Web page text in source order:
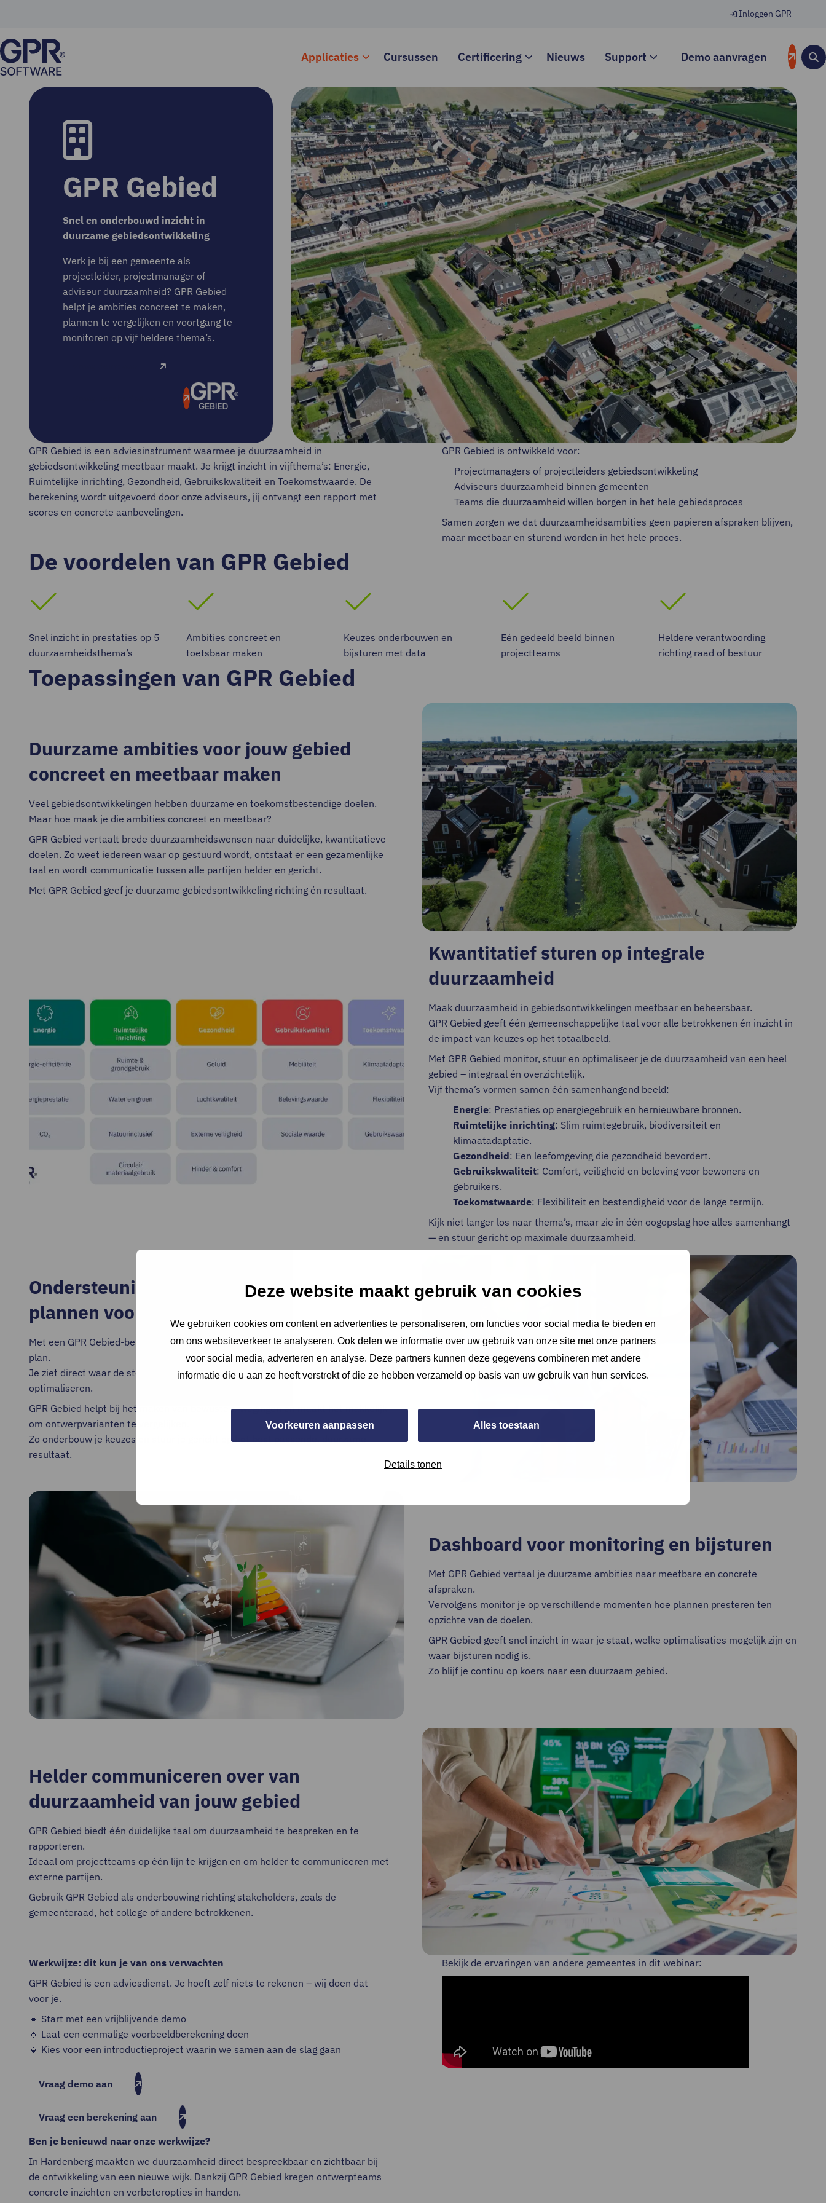
Deze website maakt gebruik van cookies
We gebruiken cookies om content en advertenties te personaliseren, om functies voor social media te bieden en
om ons websiteverkeer te analyseren. Ook delen we informatie over uw gebruik van onze site met onze partners
voor social media, adverteren en analyse. Deze partners kunnen deze gegevens combineren met andere
informatie die u aan ze heeft verstrekt of die ze hebben verzameld op basis van uw gebruik van hun services.
Voorkeuren aanpassen Alles toestaan
Details tonen
Inloggen GPR
Applicaties Cursussen Certificering Nieuws Support Demo aanvragen
GPR Gebied
Snel en onderbouwd inzicht in
duurzame gebiedsontwikkeling
Werk je bij een gemeente als
projectleider, projectmanager of
adviseur duurzaamheid? GPR Gebied
helpt je ambities concreet te maken,
plannen te vergelijken en voortgang te
monitoren op vijf heldere thema’s.
GPR Gebied is een adviesinstrument waarmee je duurzaamheid in
gebiedsontwikkeling meetbaar maakt. Je krijgt inzicht in vijfthema’s: Energie,
Ruimtelijke inrichting, Gezondheid, Gebruikskwaliteit en Toekomstwaarde. De
berekening wordt uitgevoerd door onze adviseurs, jij ontvangt een rapport met
scores en concrete aanbevelingen.
GPR Gebied is ontwikkeld voor:
Projectmanagers of projectleiders gebiedsontwikkeling
Adviseurs duurzaamheid binnen gemeenten
Teams die duurzaamheid willen borgen in het hele gebiedsproces
Samen zorgen we dat duurzaamheidsambities geen papieren afspraken blijven,
maar meetbaar en sturend worden in het hele proces.
De voordelen van GPR Gebied
Snel inzicht in prestaties op 5
duurzaamheidsthema’s
Ambities concreet en
toetsbaar maken
Keuzes onderbouwen en
bijsturen met data
Eén gedeeld beeld binnen
projectteams
Heldere verantwoording
richting raad of bestuur
Toepassingen van GPR Gebied
Duurzame ambities voor jouw gebied
concreet en meetbaar maken
Veel gebiedsontwikkelingen hebben duurzame en toekomstbestendige doelen.
Maar hoe maak je die ambities concreet en meetbaar?
GPR Gebied vertaalt brede duurzaamheidswensen naar duidelijke, kwantitatieve
doelen. Zo weet iedereen waar op gestuurd wordt, ontstaat er een gezamenlijke
taal en wordt communicatie tussen alle partijen helder en gericht.
Met GPR Gebied geef je duurzame gebiedsontwikkeling richting én resultaat.
Kwantitatief sturen op integrale
duurzaamheid
Maak duurzaamheid in gebiedsontwikkelingen meetbaar en beheersbaar.
GPR Gebied geeft één gemeenschappelijke taal voor alle betrokkenen én inzicht in
de impact van keuzes op het totaalbeeld.
Met GPR Gebied monitor, stuur en optimaliseer je de duurzaamheid van een heel
gebied – integraal én overzichtelijk.
Vijf thema’s vormen samen één samenhangend beeld:
Energie: Prestaties op energiegebruik en hernieuwbare bronnen.
Ruimtelijke inrichting: Slim ruimtegebruik, biodiversiteit en
klimaatadaptatie.
Gezondheid: Een leefomgeving die gezondheid bevordert.
Gebruikskwaliteit: Comfort, veiligheid en beleving voor bewoners en
gebruikers.
Toekomstwaarde: Flexibiliteit en bestendigheid voor de lange termijn.
Kijk niet langer los naar thema’s, maar zie in één oogopslag hoe alles samenhangt
— en stuur gericht op maximale duurzaamheid.
Ondersteuning bij maken van duurzame
plannen voor gebieden
Met een GPR Gebied-berekening krijg je snel inzicht in de duurzaamheid van jouw
plan.
Je ziet direct waar de sterke en zwakkere punten liggen én hoe je kunt
optimaliseren.
GPR Gebied helpt bij het maken van bewuste afwegingen en maakt het makkelijk
om ontwerpvarianten te vergelijken.
Zo onderbouw je keuzes en stuur je gericht op het best passende, duurzame
resultaat.
Dashboard voor monitoring en bijsturen
Met GPR Gebied vertaal je duurzame ambities naar meetbare en concrete
afspraken.
Vervolgens monitor je op verschillende momenten hoe plannen presteren ten
opzichte van de doelen.
GPR Gebied geeft snel inzicht in waar je staat, welke optimalisaties mogelijk zijn en
waar bijsturen nodig is.
Zo blijf je continu op koers naar een duurzaam gebied.
Helder communiceren over van
duurzaamheid van jouw gebied
GPR Gebied biedt één duidelijke taal om duurzaamheid te bespreken en te
rapporteren.
Ideaal om projectteams op één lijn te krijgen en om helder te communiceren met
externe partijen.
Gebruik GPR Gebied als onderbouwing richting stakeholders, zoals de
gemeenteraad, het college of andere betrokkenen.
Werkwijze: dit kun je van ons verwachten
GPR Gebied is een adviesdienst. Je hoeft zelf niets te rekenen – wij doen dat
voor je.
🔹 Start met een vrijblijvende demo
🔹 Laat een eenmalige voorbeeldberekening doen
🔹 Kies voor een introductieproject waarin we samen aan de slag gaan
Vraag demo aan
Vraag een berekening aan
Ben je benieuwd naar onze werkwijze?
In Hardenberg maakten we duurzaamheid direct bespreekbaar en zichtbaar bij
de ontwikkeling van een nieuwe wijk. Dankzij GPR Gebied kregen ontwerpteams
concrete inzichten en verbeteropties in handen.
Bekijk de ervaringen van andere gemeentes in dit webinar: